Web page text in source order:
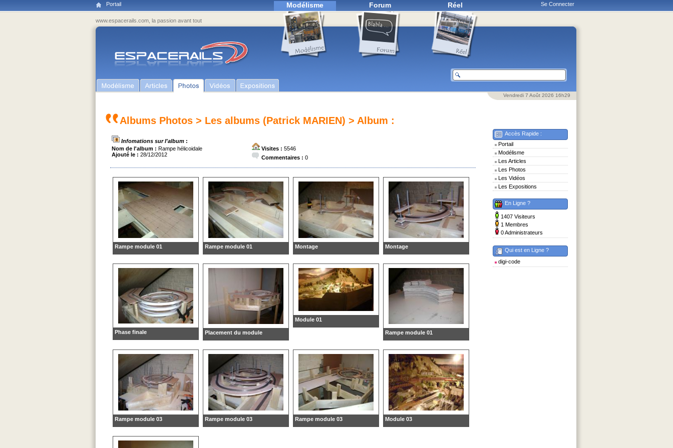
Portail Se Connecter
Modélisme Forum Réel
www.espacerails.com, la passion avant tout
Vendredi 7 Août 2026 16h29
Albums Photos > Les albums (Patrick MARIEN) > Album :
Infomations sur l'album :
Nom de l'album : Rampe hélicoidale
Ajouté le : 28/12/2012
Visites : 5546
Commentaires : 0
Rampe module 01 Rampe module 01 Montage Montage
Phase finale Placement du module
Module 01
Rampe module 01
Rampe module 03 Rampe module 03 Rampe module 03 Module 03
Accès Rapide :
Portail
Modélisme
Les Articles
Les Photos
Les Vidéos
Les Expositions
En Ligne ?
1407 Visiteurs
1 Membres
0 Administrateurs
Qui est en Ligne ?
digi-code